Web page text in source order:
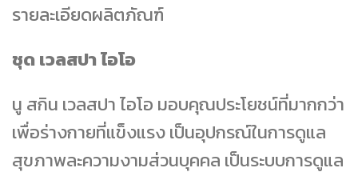
รายละเอียดผลิตภัณฑ์
ชุด เวลสปา ไอโอ
นู สกิน เวลสปา ไอโอ มอบคุณประโยชน์ที่มากกว่า
เพื่อร่างกายที่แข็งแรง เป็นอุปกรณ์ในการดูแล
สุขภาพละความงามส่วนบุคคล เป็นระบบการดูแล